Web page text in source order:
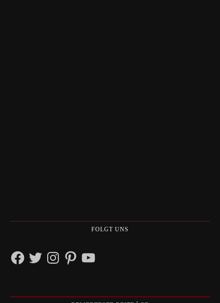
FOLGT UNS
FacebookTwitterInstagramPinterestYouTube